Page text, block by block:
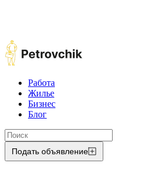
Работа
Жилье
Бизнес
Блог
Подать объявление